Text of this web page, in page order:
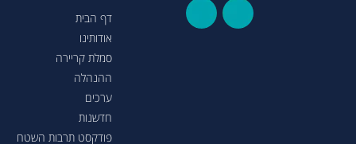
דף הבית
אודותינו
סמלת קריירה
ההנהלה
ערכים
חדשנות
פודקסט תרבות השטח